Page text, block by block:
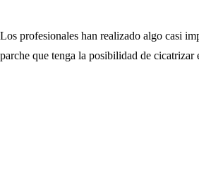
Los profesionales han realizado algo casi
parche que tenga la posibilidad de cicatrizar